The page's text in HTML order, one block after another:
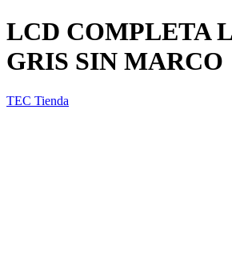
LCD COMPLETA
GRIS SIN MARCO
TEC Tienda